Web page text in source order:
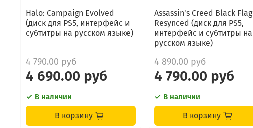
Halo: Campaign Evolved
(диск для PS5, интерфейс и
субтитры на русском языке)
4 790.00 руб
4 690.00 руб
В наличии
В корзину
Assassin's Creed Black Flag
Resynced (диск для PS5,
интерфейс и субтитры на
русском языке)
4 890.00 руб
4 790.00 руб
В наличии
В корзину